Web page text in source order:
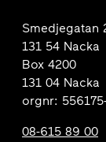
Smedjegatan
131 54 Nacka
Box 4200
131 04 Nacka
orgnr:
08-615 89 00